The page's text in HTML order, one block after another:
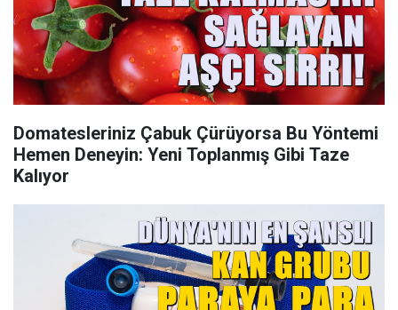
Domatesleriniz Çabuk Çürüyorsa Bu Yöntemi
Hemen Deneyin: Yeni Toplanmış Gibi Taze
Kalıyor